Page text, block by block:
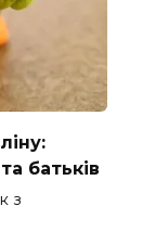
батьків
з